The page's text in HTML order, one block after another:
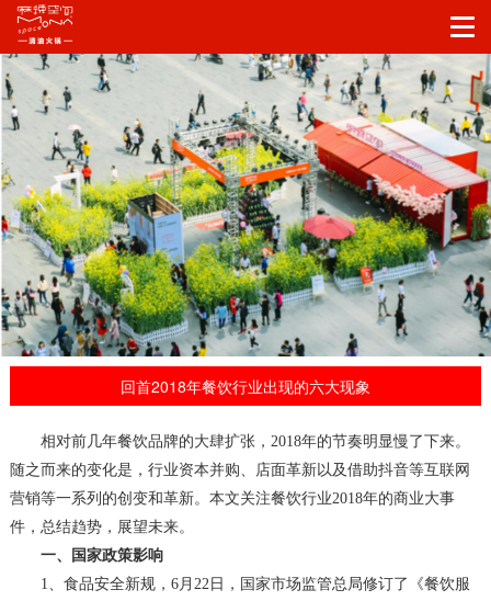
回首2018年餐饮行业出现的六大现象
相对前几年餐饮品牌的大肆扩张， 2018年的节奏明显慢了下来。
随之而来的变化是，行业资本并购、店面革新以及借助抖音等互联网
营销等一系列的创变和革新。本文关注餐饮行业2018年的商业大事
件，总结趋势，展望未来。
一、国家政策影响
1、 食品安全新规， 6月22日，国家市场监管总局修订了《餐饮服